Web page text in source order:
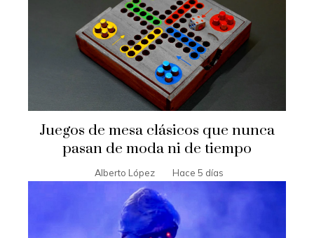
Juegos de mesa clásicos que nunca
pasan de moda ni de tiempo
Alberto López Hace 5 días